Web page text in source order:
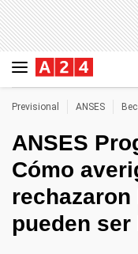
Previsional ANSES
ANSES
Cómo
pueden